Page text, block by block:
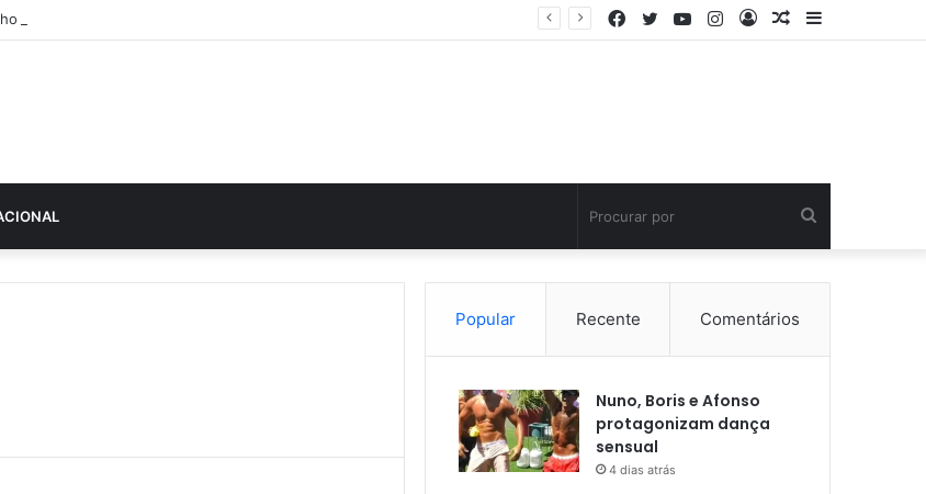
Moniz “interrompe” confessionário
Barra
Artigo
Entrar
Instagram
YouTube
Twitter
Facebook
por
Popular Recente Comentários
Nuno, Boris e Afonso
protagonizam dança
sensual
4 dias atrás